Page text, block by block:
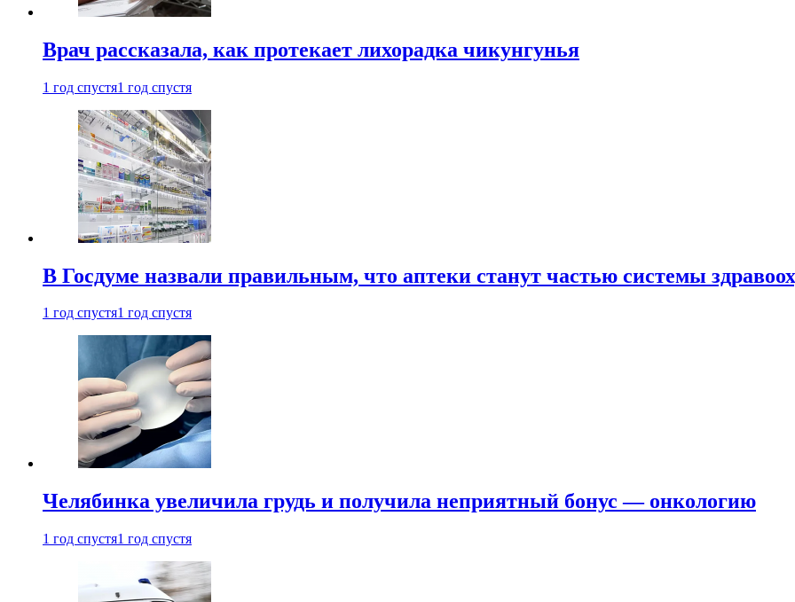
Врач рассказала, как протекает лихорадка чикунгунья
1 год спустя1 год спустя
В Госдуме назвали правильным, что аптеки станут частью системы
1 год спустя1 год спустя
Челябинка увеличила грудь и получила неприятный бонус — онкологию
1 год спустя1 год спустя